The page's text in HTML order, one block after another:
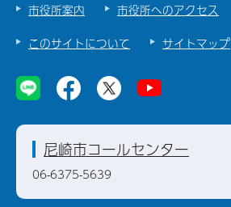
市役所案内 市役所へのアクセス
このサイトについて
サイトマップ
尼崎市コールセンター
06-6375-5639